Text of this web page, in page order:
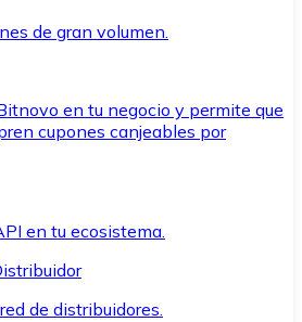
de gran volumen.
en tu negocio y permite que
cupones canjeables por
en tu ecosistema.
de distribuidores.